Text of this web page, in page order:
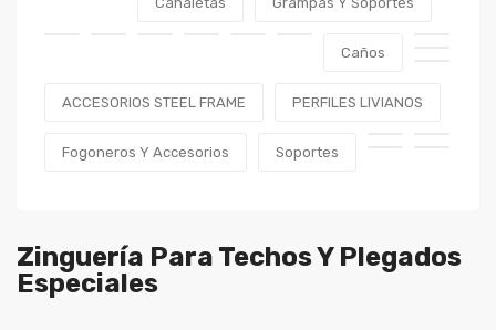
Caños
ACCESORIOS STEEL FRAME PERFILES LIVIANOS
Fogoneros Y Accesorios Soportes
Zinguería Para Techos Y Plegados
Especiales